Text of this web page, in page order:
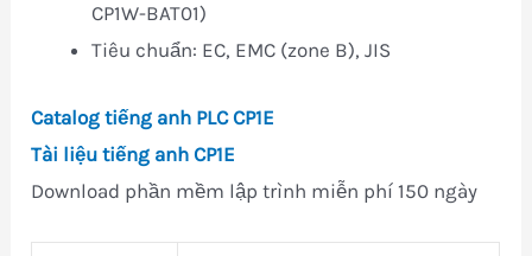
CP1W-BAT01)
Tiêu chuẩn: EC, EMC (zone B), JIS
Catalog tiếng anh PLC CP1E
Tài liệu tiếng anh CP1E
Download phần mềm lập trình miễn phí 150 ngày